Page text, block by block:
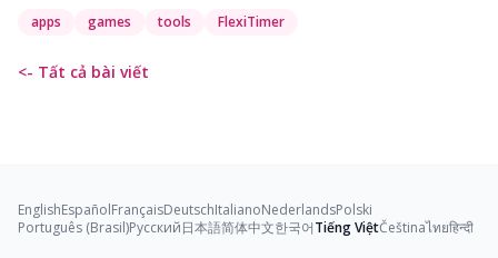
apps games tools FlexiTimer
<- Tất cả bài viết
EnglishEspañolFrançaisDeutschItalianoNederlandsPolski
Português (Brasil)Русский日本語简体中文한국어Tiếng ViệtČeštinaไทยहिन्दी